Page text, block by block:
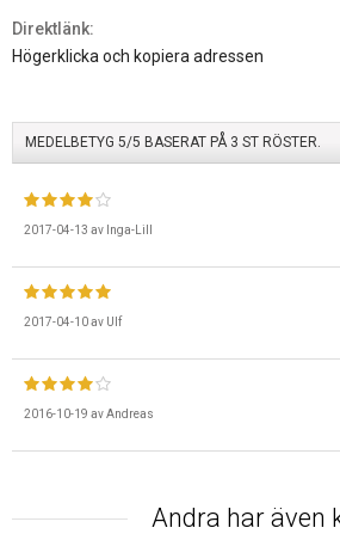
Direktlänk:
Högerklicka och kopiera adressen
MEDELBETYG 5/5 BASERAT PÅ 3 ST RÖSTER.
2017-04-13 av Inga-Lill
2017-04-10av Ulf
2016-10-19 avAndreas
Andra har även